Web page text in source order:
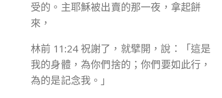
受的。主耶穌被出賣的那一夜，拿起餅
來，
林前 11:24 祝謝了，就擘開，說：「這是
我的身體，為你們捨的；你們要如此行，
為的是記念我。」